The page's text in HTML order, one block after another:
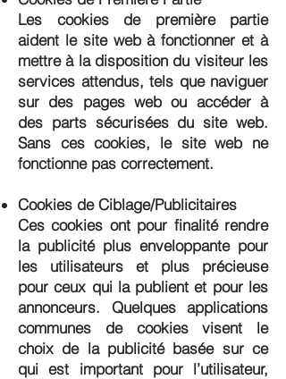
Les cookies de première partie
aident le site web à fonctionner et à
mettre à la disposition du visiteur les
services attendus, tels que naviguer
sur des pages web ou accéder à
des parts sécurisées du site web.
Sans ces cookies, le site web ne
fonctionne pas correctement.
Cookies de Ciblage/Publicitaires
Ces cookies ont pour finalité rendre
la publicité plus enveloppante pour
les utilisateurs et plus précieuse
pour ceux qui la publient et pour les
annonceurs. Quelques applications
communes de cookies visent le
choix de la publicité basée sur ce
qui est important pour l’utilisateur,